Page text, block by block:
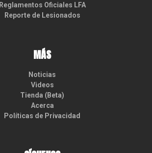
Reglamentos Oficiales LFA
Reporte de Lesionados
MÁS
Noticias
Videos
Tienda (Beta)
Acerca
Políticas de Privacidad